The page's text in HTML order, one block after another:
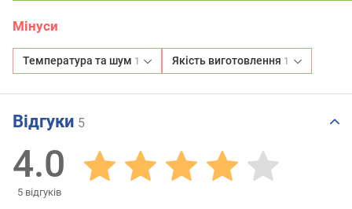
Мінуси
Температура та шум 1 Якість виготовлення 1
Відгуки 5
4.0
5 відгуків